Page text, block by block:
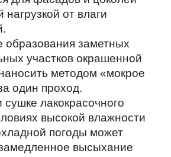
с погодными
нагрузки
могут выходить
или
и клеевидные
вещества.
вещества
могут быть удалены
количестве, например
нескольких
На качество высохшего
оказывать
Если все же